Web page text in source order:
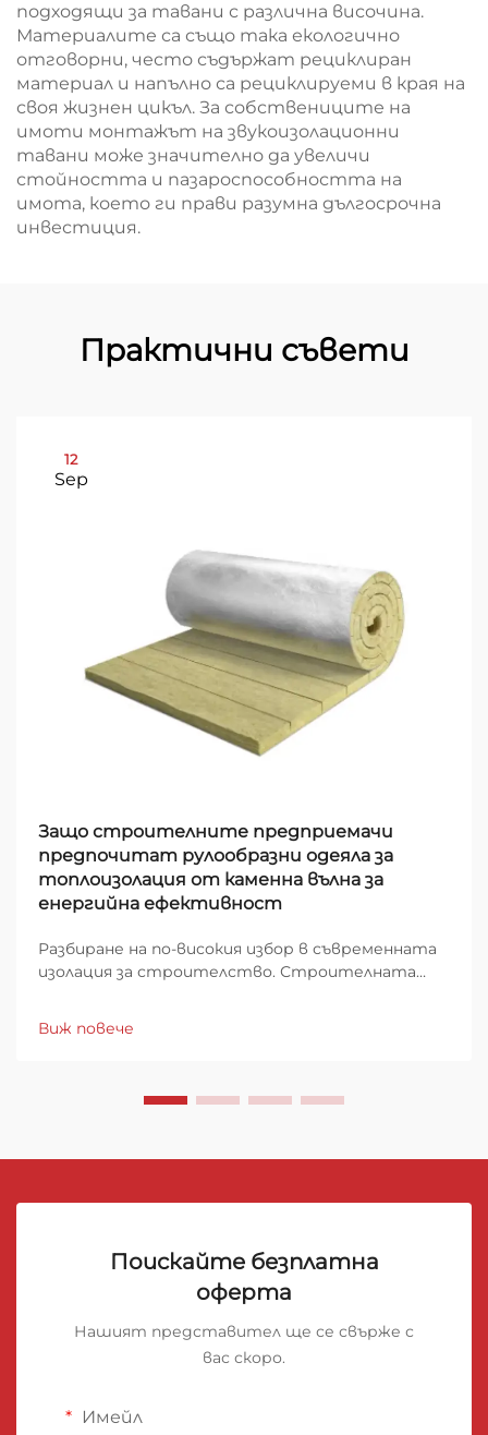
подходящи за тавани с различна височина.
Материалите са също така екологично
отговорни, често съдържат рециклиран
материал и напълно са рециклируеми в края на
своя жизнен цикъл. За собствениците на
имоти монтажът на звукоизолационни
тавани може значително да увеличи
стойността и пазароспособността на
имота, което ги прави разумна дългосрочна
инвестиция.
Практични съвети
12
Sep
Защо строителните предприемачи
предпочитат рулообразни одеяла за
топлоизолация от каменна вълна за
енергийна ефективност
Разбиране на по-високия избор в съвременната
изолация за строителство. Строителната
към по-устойчиви и ефективни материали за
топлоизолация, като рулоните с одеяла от
Виж повече
Поискайте безплатна
оферта
Нашият представител ще се свърже с
вас скоро.
Имейл